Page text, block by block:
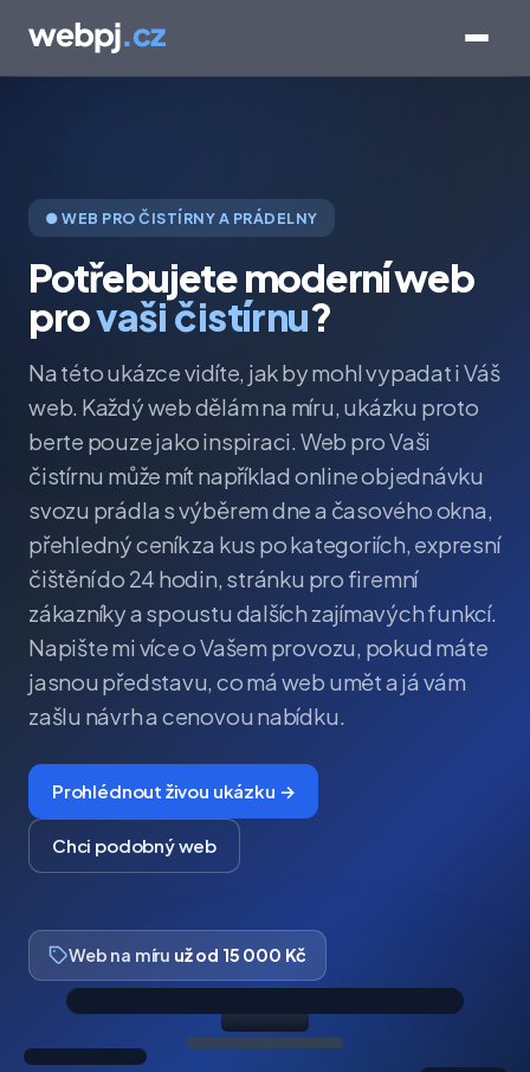
● WEB PRO ČISTÍRNY A PRÁDELNY
Potřebujete moderní web
provaši čistírnu?
Na této ukázce vidíte, jak by mohl vypadat i Váš
web. Každý web dělám na míru, ukázku proto
berte pouze jako inspiraci. Web pro Vaši
čistírnu může mít například online objednávku
svozu prádla s výběrem dne a časového okna,
přehledný ceník za kus po kategoriích, expresní
čištění do 24 hodin, stránku pro firemní
zákazníky a spoustu dalších zajímavých funkcí.
Napište mi více o Vašem provozu, pokud máte
jasnou představu, co má web umět a já vám
zašlu návrh a cenovou nabídku.
Prohlédnout živou ukázku →
Chci podobný web
Web na míru už od 15 000 Kč